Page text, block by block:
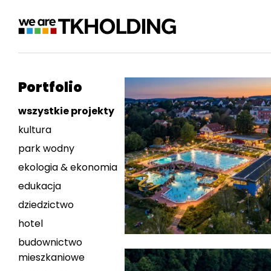
Portfolio
wszystkie projekty
kultura
park wodny
ekologia & ekonomia
edukacja
dziedzictwo
hotel
budownictwo
mieszkaniowe